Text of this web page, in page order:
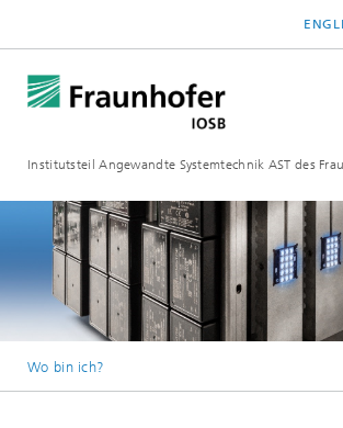
Institutsteil Angewandte Systemtechnik AST des
Wo bin ich?